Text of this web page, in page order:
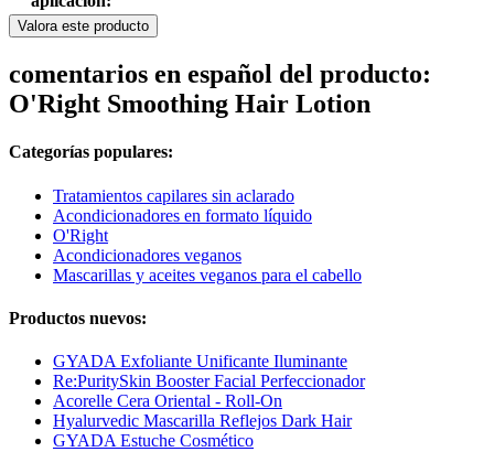
Valora este producto
comentarios en español del producto:
O'Right Smoothing Hair Lotion
Categorías populares:
Tratamientos capilares sin aclarado
Acondicionadores en formato líquido
O'Right
Acondicionadores veganos
Mascarillas y aceites veganos para el cabello
Productos nuevos:
GYADA Exfoliante Unificante Iluminante
Re:PuritySkin Booster Facial Perfeccionador
Acorelle Cera Oriental - Roll-On
Hyalurvedic Mascarilla Reflejos Dark Hair
GYADA Estuche Cosmético